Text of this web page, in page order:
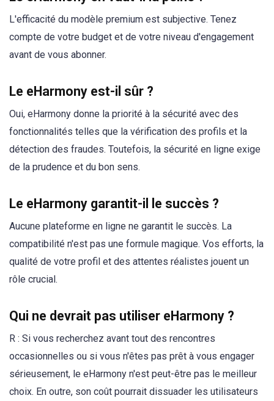
L'efficacité du modèle premium est subjective. Tenez
compte de votre budget et de votre niveau d'engagement
avant de vous abonner.
Le eHarmony est-il sûr ?
Oui, eHarmony donne la priorité à la sécurité avec des
fonctionnalités telles que la vérification des profils et la
détection des fraudes. Toutefois, la sécurité en ligne exige
de la prudence et du bon sens.
Le eHarmony garantit-il le succès ?
Aucune plateforme en ligne ne garantit le succès. La
compatibilité n'est pas une formule magique. Vos efforts, la
qualité de votre profil et des attentes réalistes jouent un
rôle crucial.
Qui ne devrait pas utiliser eHarmony ?
R : Si vous recherchez avant tout des rencontres
occasionnelles ou si vous n'êtes pas prêt à vous engager
sérieusement, le eHarmony n'est peut-être pas le meilleur
choix. En outre, son coût pourrait dissuader les utilisateurs